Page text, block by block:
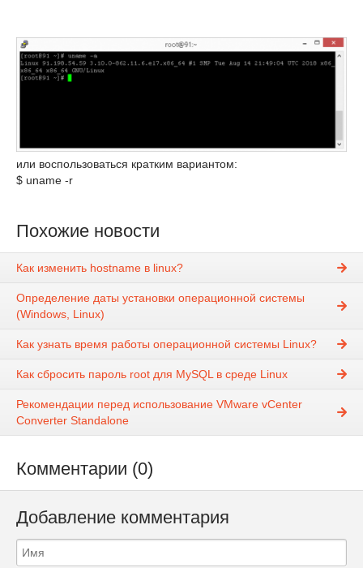
или воспользоваться кратким вариантом:
$ uname -r
Похожие новости
Как изменить hostname в linux?
Определение даты установки операционной системы
(Windows, Linux)
Как узнать время работы операционной системы Linux?
Как сбросить пароль root для MySQL в среде Linux
Рекомендации перед использование VMware vCenter
Converter Standalone
Комментарии (0)
Добавление комментария